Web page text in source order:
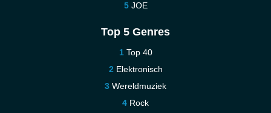
JOE
Top 5 Genres
Top 40
Elektronisch
Wereldmuziek
Rock